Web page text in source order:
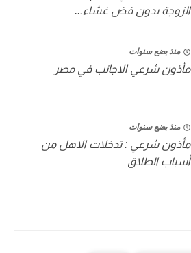
الزوجة بدون فض غشاء...
منذ بضع سنوات
مأذون شرعي الاجانب في مصر
منذ بضع سنوات
مأذون شرعي : تدخلات الاهل من
أسباب الطلاق